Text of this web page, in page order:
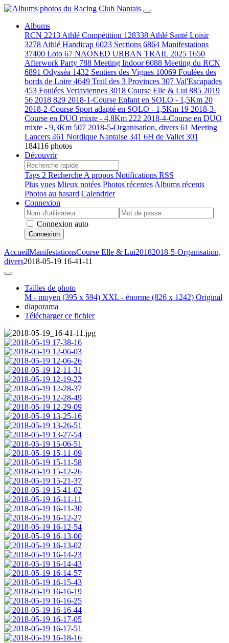
Albums
RCN 2213 Athlé Compétition 128338 Athlé Santé Loisir
3278 Athlé Handicap 6023 Sections 6864 Manifestations
37400 Loto 67 NAONED URBAN TRAIL 2025 1650
Afterwork Party 788 Meeting Indoor6088 Meeting du RCN
6891 Odysséa 1432 Sentiers des Vignes 10069 Foulées des
bords de Loire 4649 Trail des 3 Provinces 307 Val'Escapades
453 Foulées Vertaviennes 3018 Course Elle & Lui 885 2019
56 2018 829 2018-1-Course Enfant en SOLO - 1,5Km 20
2018-2-Course Sport adapté en SOLO - 1,5Km 19 2018-3-
Course en DUO mixte - 4,8Km 222 2018-4-Course en DUO
mixte - 9,3Km 507 2018-5-Organisation, divers 61 Meeting
Lancers 461 Nordique Nantaise 341 6H de Vallet 301
184116 photos
Découvrir
Tags 2 Recherche A propos Notifications RSS
Plus vues Mieux notées Photos récentes Albums récents
Photos au hasard Calendrier
Connexion
Connexion auto
Connexion
AccueilManifestationsCourse Elle & Lui20182018-5-Organisation,
divers2018-05-19 16-41-11
Tailles de photo
M - moyen (395 x 594) XXL - énorme (826 x 1242) Original
diaporama
Télécharger ce fichier